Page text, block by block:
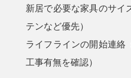
新居で必要な家具のサイ
テンなど優先）
ライフラインの開始連絡
工事有無を確認）